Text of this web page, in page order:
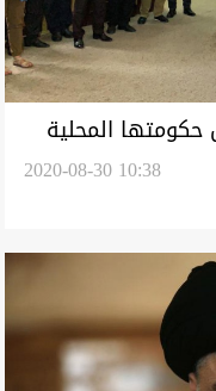
المحلية
2020-08-30 10:38